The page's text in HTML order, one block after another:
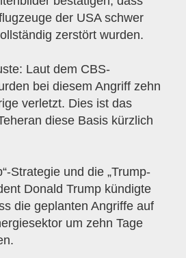
der USA schwer
zerstört wurden.
Laut dem CBS-
bei diesem Angriff zehn
verletzt. Dies ist das
diese Basis kürzlich
Strategie und die „Trump-
Donald Trump kündigte
die geplanten Angriffe auf
um zehn Tage